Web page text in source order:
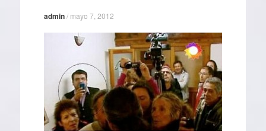
admin/ mayo 7, 2012